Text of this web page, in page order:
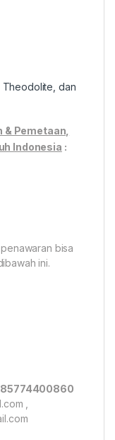
Theodolite, dan
Pemetaan,
Indonesia :
bisa
ini.
,